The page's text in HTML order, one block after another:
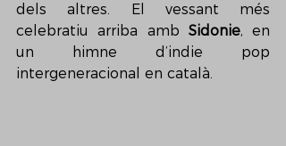
dels altres. El vessant més
celebratiu arriba amb Sidonie, en
un himne d’indie pop
intergeneracional en català.